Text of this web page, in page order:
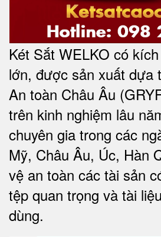
Két Sắt WELKO có
lớn, được sản xuất dựa
An toàn Châu Âu
trên kinh nghiệm lâu
chuyên gia trong các
Mỹ, Châu Âu, Úc, Hàn
vệ an toàn các tài sản
tệp quan trọng và tài
dùng.